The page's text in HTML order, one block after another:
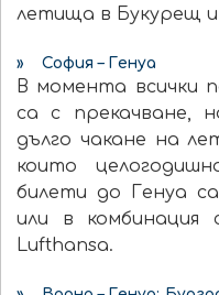
летища в Букурещ и
» София – Генуа
В момента всички
са с прекачване,
дълго чакане на
които
билети до Генуа
или в комбинация
Lufthansa.